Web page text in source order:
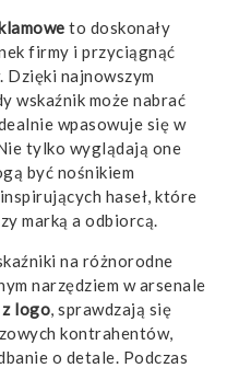
to doskonały
firmy i przyciągnąć
najnowszym
wskaźnik może nabrać
wpasowuje się w
tylko wyglądają one
być nośnikiem
haseł, które
marką a odbiorcą.
na różnorodne
narzędziem w arsenale
logo, sprawdzają się
kontrahentów,
o detale. Podczas